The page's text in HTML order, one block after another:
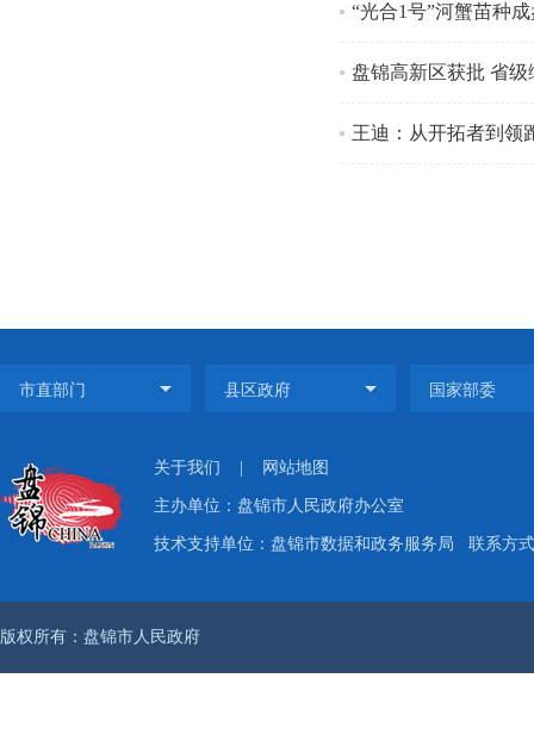
“光合1号”河蟹苗种
盘锦高新区获批 省级
王迪：从开拓者到领
关于我们 网站地图
主办单位：盘锦市人民政府办公室
技术支持单位：盘锦市数据和政务服务局 联系方
版权所有：盘锦市人民政府